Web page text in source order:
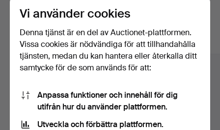
Här är föremål från vårt arkiv som
matchar din sökning
Visa alla föremål
Vi använder cookies
Denna tjänst är en del av Auctionet-plattformen.
Vissa cookies är nödvändiga för att tillhandahålla
tjänsten, medan du kan hantera eller återkalla ditt
samtycke för de som används för att:
Anpassa funktioner och innehåll för dig
utifrån hur du använder plattformen.
Utveckla och förbättra plattformen.